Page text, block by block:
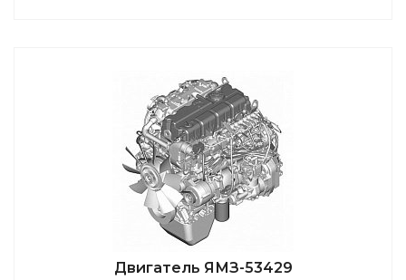
Двигатель ЯМЗ-53429